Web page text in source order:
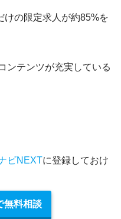
けの限定求人が約85%を
ンテンツが充実している
ビNEXTに登録しておけ
無料相談